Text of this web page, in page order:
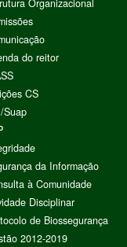
Organizacional
do reitor
CS
Suap
da Informação
à Comunidade
Disciplinar
de Biossegurança
2012-2019